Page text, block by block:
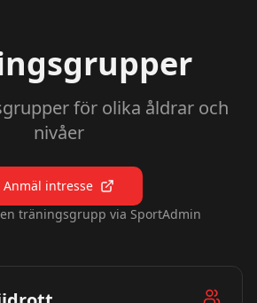
för olika åldrar och
nivåer
Anmäl intresse
träningsgrupp via SportAdmin